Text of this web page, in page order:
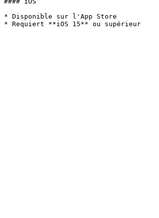
* Disponible sur l'App Store